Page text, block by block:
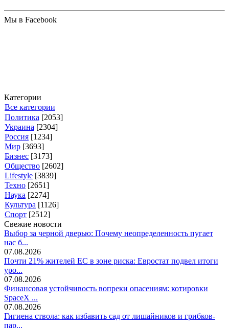
Мы в Facebook
Категории
Все категории
Политика [2053]
Украина [2304]
Россия [1234]
Мир [3693]
Бизнес [3173]
Общество [2602]
Lifestyle [3839]
Техно [2651]
Наука [2274]
Культура [1126]
Спорт [2512]
Свежие новости
Выбор за черной дверью: Почему неопределенность пугает
нас б...
07.08.2026
Почти 21% жителей ЕС в зоне риска: Евростат подвел итоги
уро...
07.08.2026
Финансовая устойчивость вопреки опасениям: котировки
SpaceX ...
07.08.2026
Гигиена ствола: как избавить сад от лишайников и грибков-
пар...